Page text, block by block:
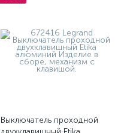
Выключатель проходной